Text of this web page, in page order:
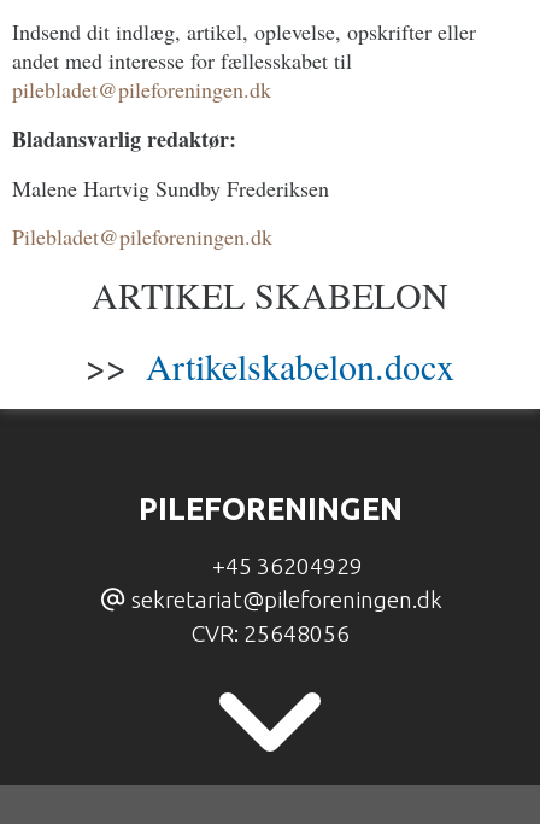
Indsend dit indlæg, artikel, oplevelse, opskrifter eller
andet med interesse for fællesskabet til
pilebladet@pileforeningen.dk
Bladansvarlig redaktør:
Malene Hartvig Sundby Frederiksen
Pilebladet@pileforeningen.dk
ARTIKEL SKABELON
>> Artikelskabelon.docx
PILEFORENINGEN
+45 36204929
sekretariat@pileforeningen.dk
CVR: 25648056